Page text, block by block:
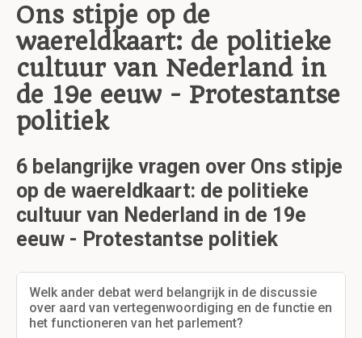
Ons stipje op de
waereldkaart: de politieke
cultuur van Nederland in
de 19e eeuw - Protestantse
politiek
6 belangrijke vragen over Ons stipje
op de waereldkaart: de politieke
cultuur van Nederland in de 19e
eeuw - Protestantse politiek
Welk ander debat werd belangrijk in de discussie
over aard van vertegenwoordiging en de functie en
het functioneren van het parlement?